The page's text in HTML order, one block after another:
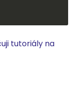
tutoriály na